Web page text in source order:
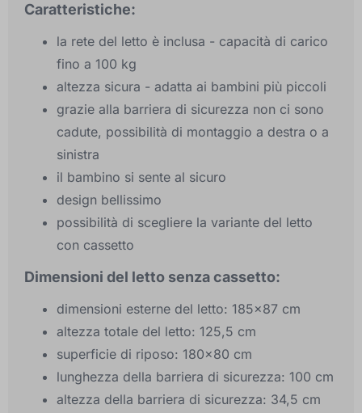
Caratteristiche:
la rete del letto è inclusa - capacità di carico
fino a 100 kg
altezza sicura - adatta ai bambini più piccoli
grazie alla barriera di sicurezza non ci sono
cadute, possibilità di montaggio a destra o a
sinistra
il bambino si sente al sicuro
design bellissimo
possibilità di scegliere la variante del letto
con cassetto
Dimensioni del letto senza cassetto:
dimensioni esterne del letto: 185x87 cm
altezza totale del letto: 125,5 cm
superficie di riposo: 180x80 cm
lunghezza della barriera di sicurezza: 100 cm
altezza della barriera di sicurezza: 34,5 cm